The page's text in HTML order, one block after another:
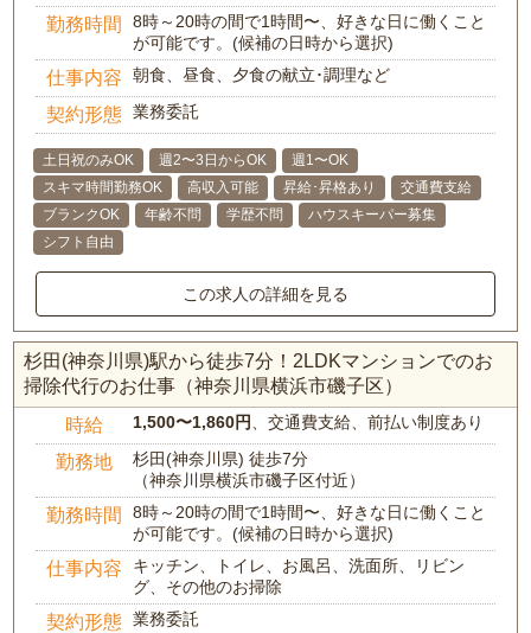
勤務時間
8時～20時の間で1時間〜、好きな日に働くこと
が可能です。(候補の日時から選択)
仕事内容 朝食、昼食、夕食の献立･調理など
契約形態 業務委託
土日祝のみOK 週2〜3日からOK
週1〜OK
スキマ時間勤務OK
高収入可能 昇給･昇格あり
交通費支給
ブランクOK
年齢不問 学歴不問
ハウスキーパー募集
シフト自由
この求人の詳細を見る
杉田(神奈川県)駅から徒歩7分！2LDKマンションでのお
掃除代行のお仕事（神奈川県横浜市磯子区）
時給 1,500〜1,860円 、交通費支給、前払い制度あり
勤務地
杉田(神奈川県) 徒歩7分
（神奈川県横浜市磯子区付近）
勤務時間
8時～20時の間で1時間〜、好きな日に働くこと
が可能です。(候補の日時から選択)
仕事内容
キッチン、トイレ、お風呂、洗面所、リビン
グ、その他のお掃除
契約形態 業務委託